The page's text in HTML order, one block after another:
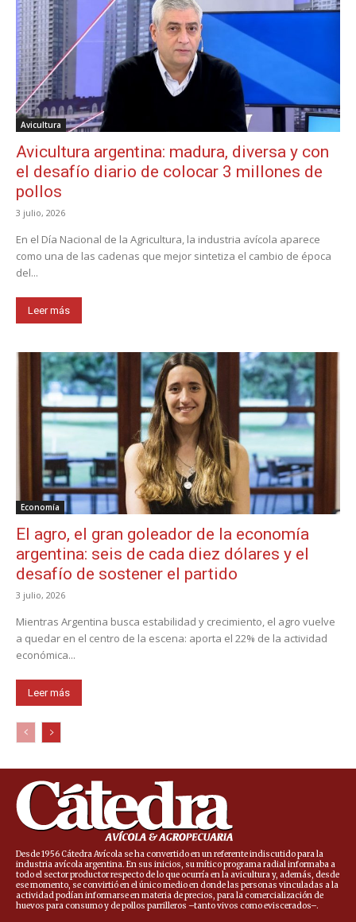
Avicultura
Avicultura argentina: madura, diversa y con
el desafío diario de colocar 3 millones de
pollos
3 julio, 2026
En el Día Nacional de la Agricultura, la industria avícola aparece
como una de las cadenas que mejor sintetiza el cambio de época
del...
Leer más
Economía
El agro, el gran goleador de la economía
argentina: seis de cada diez dólares y el
desafío de sostener el partido
3 julio, 2026
Mientras Argentina busca estabilidad y crecimiento, el agro vuelve
a quedar en el centro de la escena: aporta el 22% de la actividad
económica...
Leer más
Desde 1956 Cátedra Avícola se ha convertido en un referente indiscutido para la
industria avícola argentina. En sus inicios, su mítico programa radial informaba a
todo el sector productor respecto de lo que ocurría en la avicultura y, además, desde
ese momento, se convirtió en el único medio en donde las personas vinculadas a la
actividad podían informarse en materia de precios, para la comercialización de
huevos para consumo y de pollos parrilleros –tanto vivos como eviscerados–.